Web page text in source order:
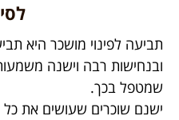
תביעה לפינוי מושכר היא
ובנחישות רבה וישנה
שמטפל בכך.
ישנם שוכרים שעושים את